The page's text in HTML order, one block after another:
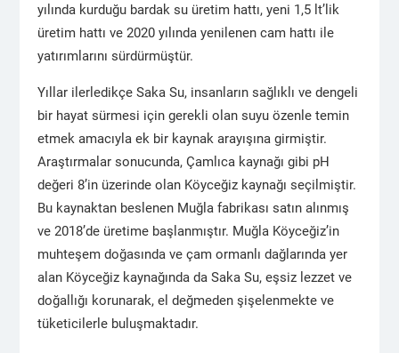
yılında kurduğu bardak su üretim hattı, yeni 1,5 lt’lik
üretim hattı ve 2020 yılında yenilenen cam hattı ile
yatırımlarını sürdürmüştür.
Yıllar ilerledikçe Saka Su, insanların sağlıklı ve dengeli
bir hayat sürmesi için gerekli olan suyu özenle temin
etmek amacıyla ek bir kaynak arayışına girmiştir.
Araştırmalar sonucunda, Çamlıca kaynağı gibi pH
değeri 8’in üzerinde olan Köyceğiz kaynağı seçilmiştir.
Bu kaynaktan beslenen Muğla fabrikası satın alınmış
ve 2018’de üretime başlanmıştır. Muğla Köyceğiz’in
muhteşem doğasında ve çam ormanlı dağlarında yer
alan Köyceğiz kaynağında da Saka Su, eşsiz lezzet ve
doğallığı korunarak, el değmeden şişelenmekte ve
tüketicilerle buluşmaktadır.